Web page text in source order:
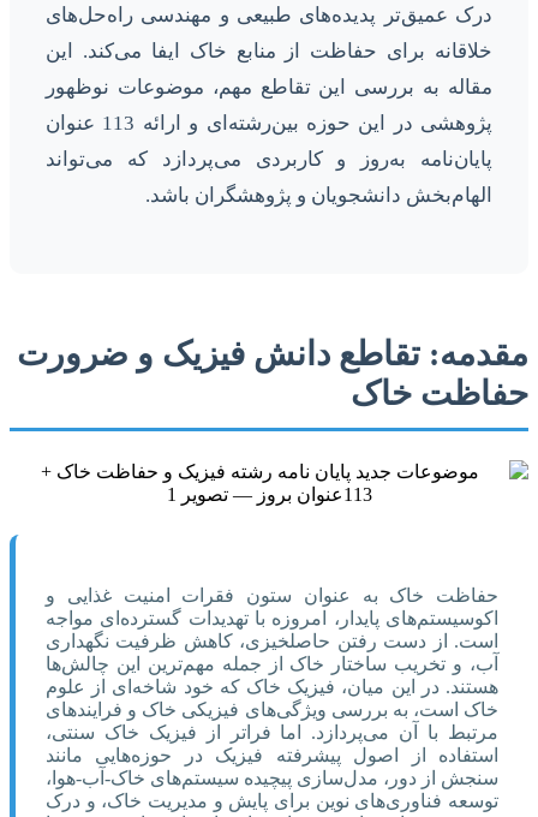
درک عمیق‌تر پدیده‌های طبیعی و مهندسی راه‌حل‌های
خلاقانه برای حفاظت از منابع خاک ایفا می‌کند. این
مقاله به بررسی این تقاطع مهم، موضوعات نوظهور
پژوهشی در این حوزه بین‌رشته‌ای و ارائه 113 عنوان
پایان‌نامه به‌روز و کاربردی می‌پردازد که می‌تواند
الهام‌بخش دانشجویان و پژوهشگران باشد.
مقدمه: تقاطع دانش فیزیک و ضرورت
حفاظت خاک
حفاظت خاک به عنوان ستون فقرات امنیت غذایی و
اکوسیستم‌های پایدار، امروزه با تهدیدات گسترده‌ای مواجه
است. از دست رفتن حاصلخیزی، کاهش ظرفیت نگهداری
آب، و تخریب ساختار خاک از جمله مهم‌ترین این چالش‌ها
هستند. در این میان، فیزیک خاک که خود شاخه‌ای از علوم
خاک است، به بررسی ویژگی‌های فیزیکی خاک و فرایندهای
مرتبط با آن می‌پردازد. اما فراتر از فیزیک خاک سنتی،
استفاده از اصول پیشرفته فیزیک در حوزه‌هایی مانند
سنجش از دور، مدل‌سازی پیچیده سیستم‌های خاک-آب-هوا،
توسعه فناوری‌های نوین برای پایش و مدیریت خاک، و درک